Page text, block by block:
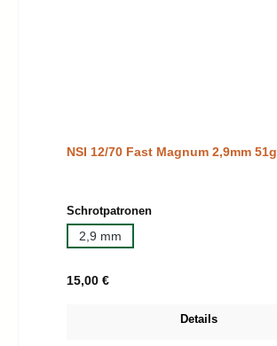
NSI 12/70 Fast Magnum 2,9mm 51g
Schrotpatronenauswählen
2,9 mm
Regulärer Preis:
15,00 €
Details